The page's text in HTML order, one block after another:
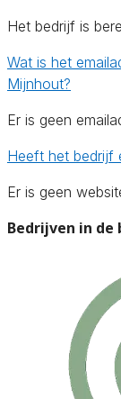
Het bedrijf is
Wat is het
Mijnhout?
Er is geen
Heeft het bedrijf
Er is geen
Bedrijven in de